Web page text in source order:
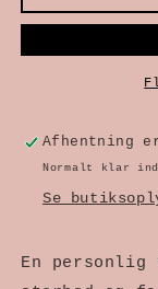
nekrolog
over
Afhentning
Normalt klar
Se
En